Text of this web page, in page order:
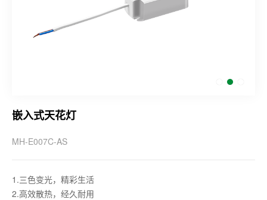
嵌入式天花灯
MH-E007C-AS
1.三色变光，精彩生活
2.高效散热，经久耐用